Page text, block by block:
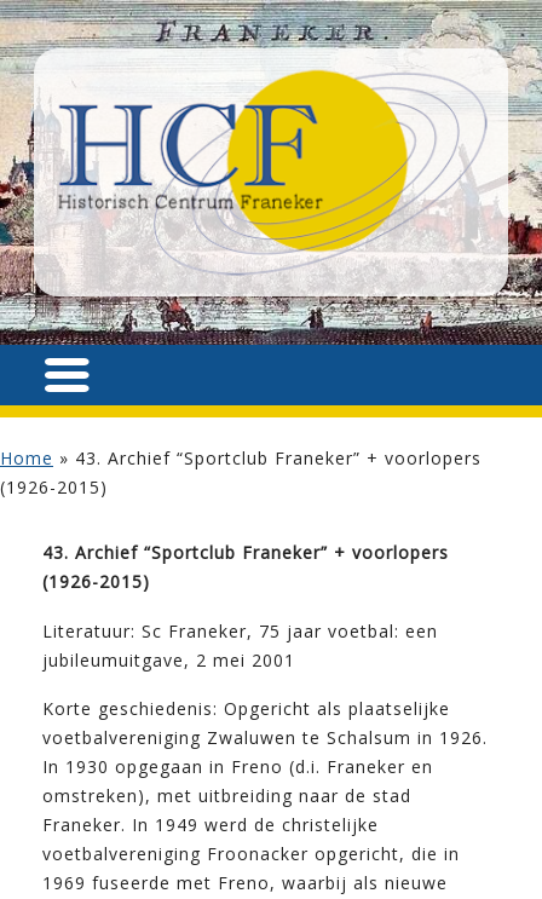
Home » 43. Archief “Sportclub Franeker” + voorlopers
(1926-2015)
43. Archief “Sportclub Franeker” + voorlopers
(1926-2015)
Literatuur: Sc Franeker, 75 jaar voetbal: een
jubileumuitgave, 2 mei 2001
Korte geschiedenis: Opgericht als plaatselijke
voetbalvereniging Zwaluwen te Schalsum in 1926.
In 1930 opgegaan in Freno (d.i. Franeker en
omstreken), met uitbreiding naar de stad
Franeker. In 1949 werd de christelijke
voetbalvereniging Froonacker opgericht, die in
1969 fuseerde met Freno, waarbij als nieuwe